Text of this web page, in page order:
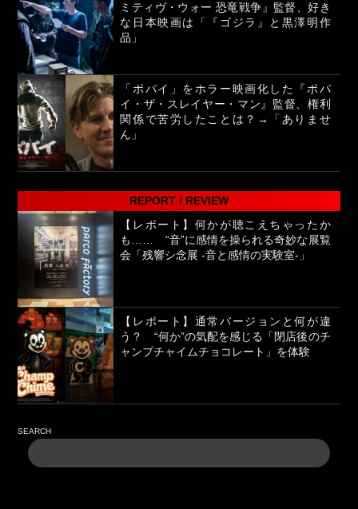
ミティヴ・ウォー 恐竜戦争』監督、好き
な日本映画は「『ゴジラ』と黒澤明作
品」
「ポパイ」をホラー映画化した『ポパ
イ・ザ・スレイヤー・マン』監督、権利
関係で苦労したことは？→「ありませ
ん」
REPORT / REVIEW
【レポート】何かが聴こえちゃったか
も…… “音”に感情を操られる奇妙な展覧
会「残響シ念展 -⾳と感情の実験室-」
【レポート】通常バージョンと何が違
う？ “何か”の気配を感じる「閉店後のチ
ャンプチャイムチョコレート」を体験
SEARCH